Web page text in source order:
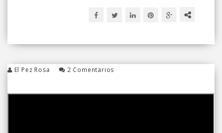
El Pez Rosa 2 Comentarios